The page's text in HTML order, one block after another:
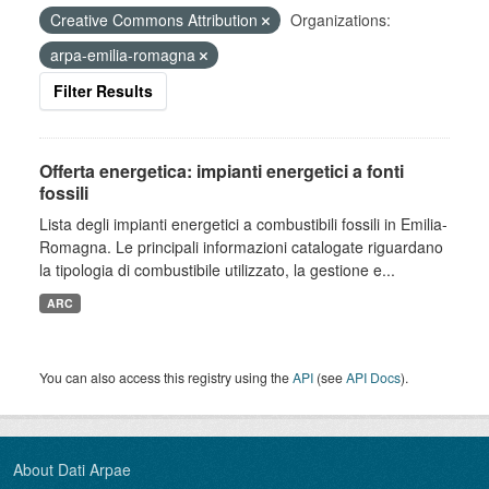
Creative Commons Attribution
Organizations:
arpa-emilia-romagna
Filter Results
Offerta energetica: impianti energetici a fonti
fossili
Lista degli impianti energetici a combustibili fossili in Emilia-
Romagna. Le principali informazioni catalogate riguardano
la tipologia di combustibile utilizzato, la gestione e...
ARC
You can also access this registry using theAPI (seeAPI Docs).
About Dati Arpae